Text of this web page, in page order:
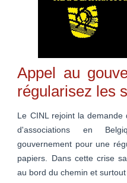
Appel au
régularisez les
Le CINL rejoint la
d'associations en
gouvernement pour une
papiers. Dans cette crise
au bord du chemin et